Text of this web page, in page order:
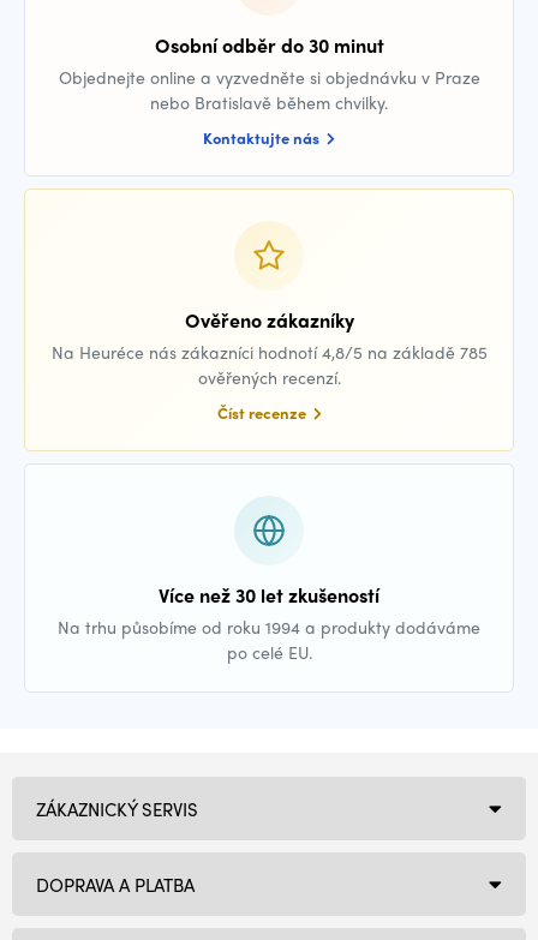
Osobní odběr do 30 minut
Objednejte online a vyzvedněte si objednávku v Praze
nebo Bratislavě během chvilky.
Kontaktujte nás
Ověřeno zákazníky
Na Heuréce nás zákazníci hodnotí 4,8/5 na základě 785
ověřených recenzí.
Číst recenze
Více než 30 let zkušeností
Na trhu působíme od roku 1994 a produkty dodáváme
po celé EU.
ZÁKAZNICKÝ SERVIS
DOPRAVA A PLATBA